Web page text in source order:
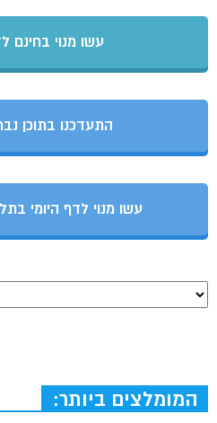
עשו מנוי בחינם
התעדכנו בתוכן
עשו מנוי לדף היומי
המומלצים ביותר: